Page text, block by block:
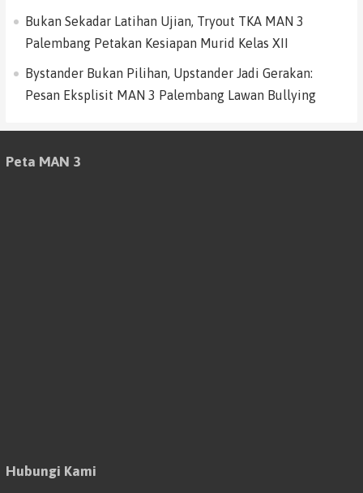
Bukan Sekadar Latihan Ujian, Tryout TKA MAN 3
Palembang Petakan Kesiapan Murid Kelas XII
Bystander Bukan Pilihan, Upstander Jadi Gerakan:
Pesan Eksplisit MAN 3 Palembang Lawan Bullying
Peta MAN 3
Hubungi Kami